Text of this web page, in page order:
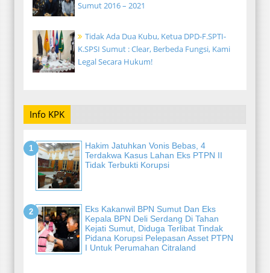
Sumut 2016 – 2021
Tidak Ada Dua Kubu, Ketua DPD-F.SPTI-
K.SPSI Sumut : Clear, Berbeda Fungsi, Kami
Legal Secara Hukum!
Info KPK
Hakim Jatuhkan Vonis Bebas, 4
Terdakwa Kasus Lahan Eks PTPN II
Tidak Terbukti Korupsi
Eks Kakanwil BPN Sumut Dan Eks
Kepala BPN Deli Serdang Di Tahan
Kejati Sumut, Diduga Terlibat Tindak
Pidana Korupsi Pelepasan Asset PTPN
I Untuk Perumahan Citraland